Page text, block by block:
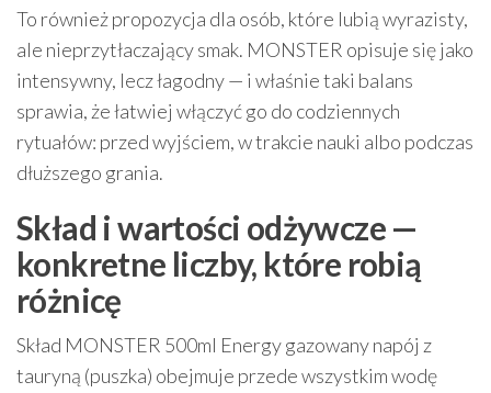
To również propozycja dla osób, które lubią wyrazisty,
ale nieprzytłaczający smak. MONSTER opisuje się jako
intensywny, lecz łagodny — i właśnie taki balans
sprawia, że łatwiej włączyć go do codziennych
rytuałów: przed wyjściem, w trakcie nauki albo podczas
dłuższego grania.
Skład i wartości odżywcze —
konkretne liczby, które robią
różnicę
Skład MONSTER 500ml Energy gazowany napój z
tauryną (puszka) obejmuje przede wszystkim wodę